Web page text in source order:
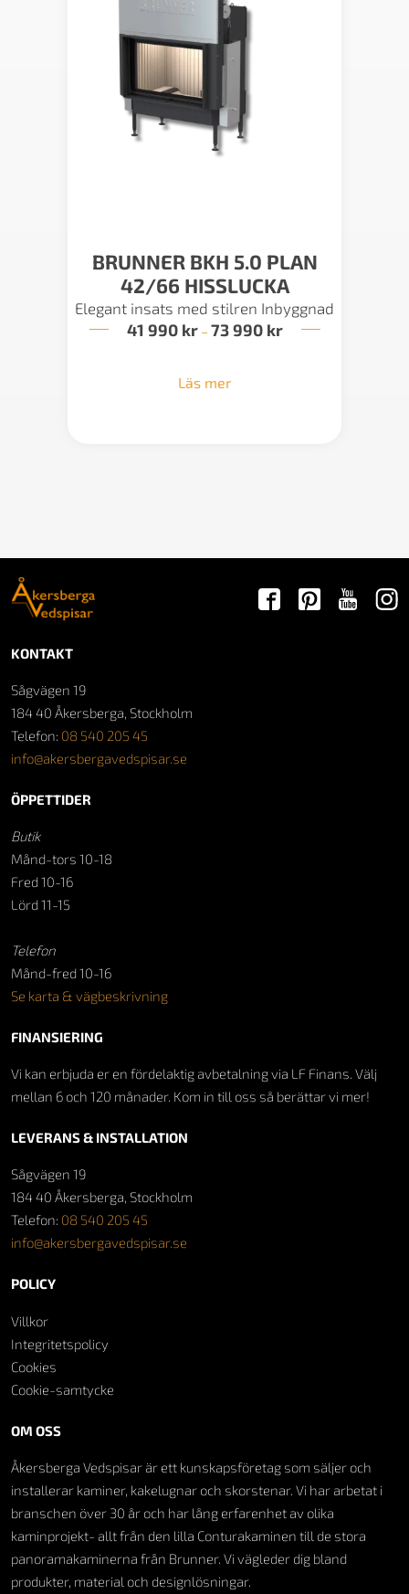
BRUNNER BKH 5.0 PLAN
42/66 HISSLUCKA
Elegant insats med stilren Inbyggnad
41 990 kr – 73 990 krPrisintervall:
Läs mer
OM OSS
Åkersberga Vedspisar är ett kunskapsföretag som säljer och
installerar kaminer, kakelugnar och skorstenar. Vi har arbetat i
branschen över 30 år och har lång erfarenhet av olika
kaminprojekt- allt från den lilla Conturakaminen till de stora
panoramakaminerna från Brunner. Vi vägleder dig bland
produkter, material och designlösningar.
KONTAKT
Sågvägen 19
184 40 Åkersberga, Stockholm
Telefon: 08 540 205 45
info@akersbergavedspisar.se
ÖPPETTIDER
Butik
Månd-tors 10-18
Fred 10-16
Lörd 11-15
Telefon
Månd-fred 10-16
Se karta & vägbeskrivning
FINANSIERING
Vi kan erbjuda er en fördelaktig avbetalning via LF Finans. Välj
mellan 6 och 120 månader. Kom in till oss så berättar vi mer!
LEVERANS & INSTALLATION
Sågvägen 19
184 40 Åkersberga, Stockholm
Telefon: 08 540 205 45
info@akersbergavedspisar.se
POLICY
Villkor
Integritetspolicy
Cookies
Cookie-samtycke